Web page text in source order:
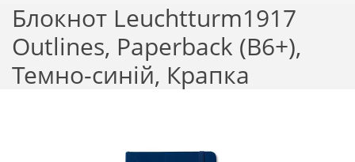
Блокнот Leuchtturm1917
Outlines, Paperback (B6+),
Темно-синій, Крапка